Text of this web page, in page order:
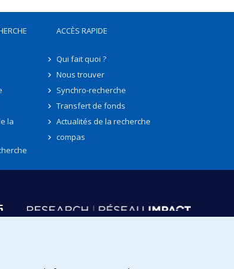
la
ACCÈS RAPIDE
Qui fait quoi ?
Nous trouver
Synchro-recherche
Transfert de fonds
Actualités de la recherche
compas